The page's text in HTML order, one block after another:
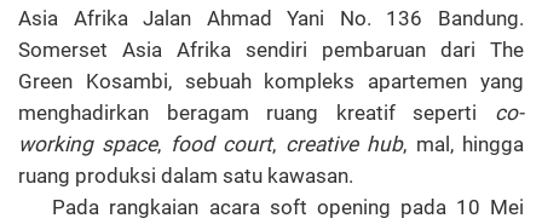
Asia Afrika Jalan Ahmad Yani No. 136 Bandung.
Somerset Asia Afrika sendiri pembaruan dari The
Green Kosambi, sebuah kompleks apartemen yang
menghadirkan beragam ruang kreatif seperti co-
working space, food court, creative hub, mal, hingga
ruang produksi dalam satu kawasan.
Pada rangkaian acara soft opening pada 10 Mei